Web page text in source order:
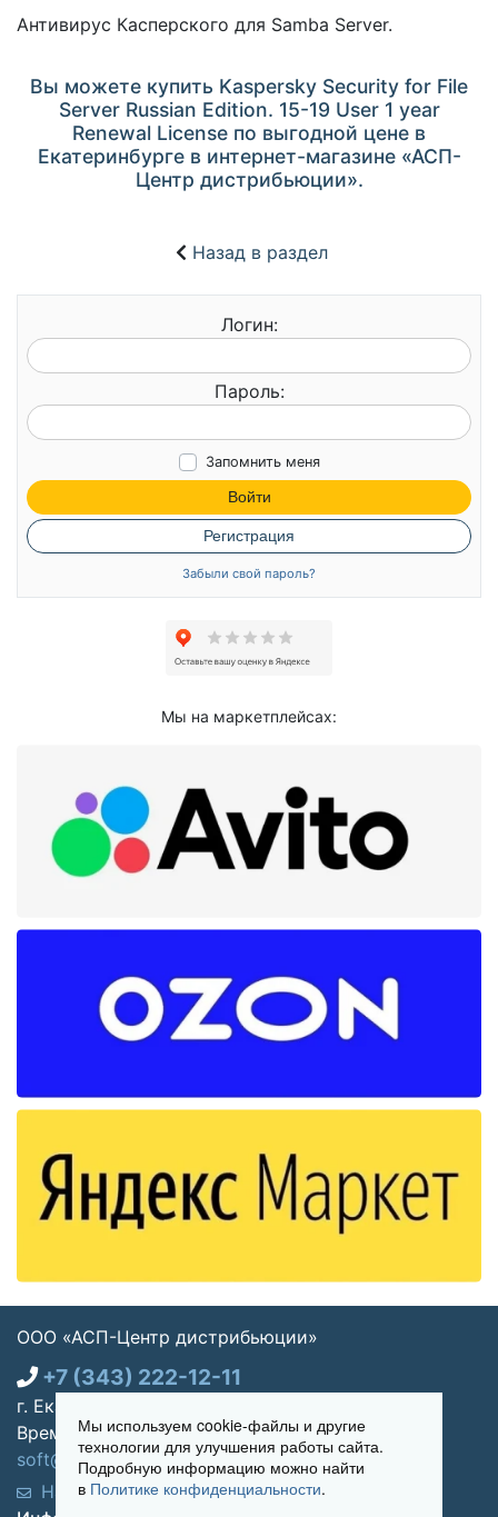
Антивирус Касперского для Samba Server.
Вы можете купить Kaspersky Security for File
Server Russian Edition. 15-19 User 1 year
Renewal License по выгодной цене в
Екатеринбурге в интернет-магазине «АСП-
Центр дистрибьюции».
Назад в раздел
Логин:
Пароль:
Запомнить меня
Войти
Регистрация
Забыли свой пароль?
Мы на маркетплейсах:
ООО «АСП-Центр дистрибьюции»
+7 (343) 222-12-11
г. Екатеринбург, ул. Щорса 7, офис 270
Время работы: Пн-пт 09:00 - 18:00
soft@asp-partners.ru
Написать нам
Обратный звонок
Мы используем cookie-файлы и другие
технологии для улучшения работы сайта.
Подробную информацию можно найти
в Политике конфиденциальности.